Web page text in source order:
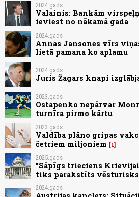
2024.gads
Valainis: Bankām
ieviest no nākamā gada
2024.gads
Annas Jansones vīrs
lietā pamana ko aplamu
2024.gads
Juris Žagars knapi
2023.gads
Ostapenko nepārvar
turnīra pirmo kārtu
2023.gads
Valdība plāno gripas
četriem miljoniem
1
2025.gads
"Sāpīgs trieciens
tiks parakstīts
2024.gads